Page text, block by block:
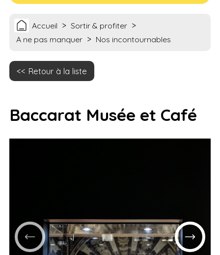
Accueil > Sortir & profiter >
A ne pas manquer > Nos incontournables
Retour à la liste
Baccarat Musée et Café